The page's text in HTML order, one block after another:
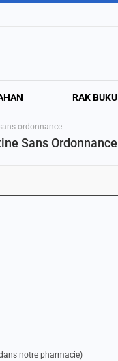
RAK BUKU
ordonnance
Sans Ordonnance
notre pharmacie)